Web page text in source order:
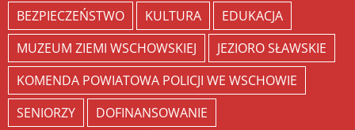
BEZPIECZEŃSTWO
KULTURA
EDUKACJA
MUZEUM ZIEMI WSCHOWSKIEJ
JEZIORO SŁAWSKIE
KOMENDA POWIATOWA POLICJI WE WSCHOWIE
SENIORZY
DOFINANSOWANIE